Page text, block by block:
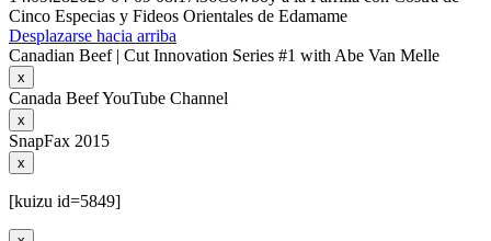
Cinco Especias y Fideos Orientales de Edamame
Desplazarse hacia arriba
Canadian Beef | Cut Innovation Series #1 with Abe Van Melle
x
Canada Beef YouTube Channel
x
SnapFax 2015
x
[kuizu id=5849]